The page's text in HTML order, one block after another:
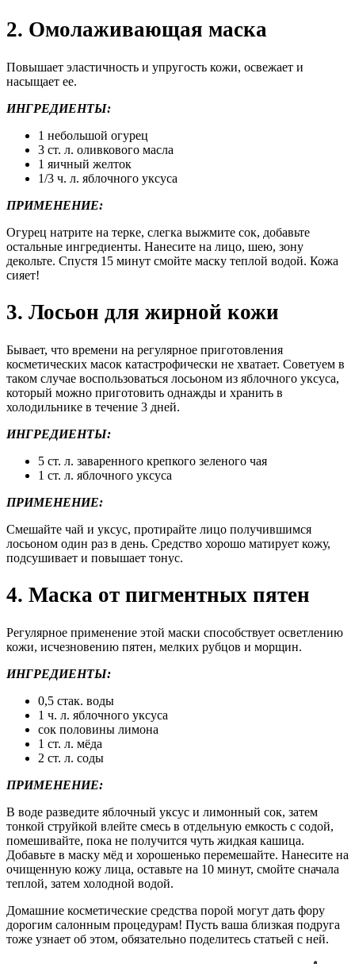
2. Омолаживающая маска
Повышает эластичность и упругость кожи, освежает и
насыщает ее.
ИНГРЕДИЕНТЫ:
1 небольшой огурец
3 ст. л. оливкового масла
1 яичный желток
1/3 ч. л. яблочного уксуса
ПРИМЕНЕНИЕ:
Огурец натрите на терке, слегка выжмите сок, добавьте
остальные ингредиенты. Нанесите на лицо, шею, зону
декольте. Спустя 15 минут смойте маску теплой водой. Кожа
сияет!
3. Лосьон для жирной кожи
Бывает, что времени на регулярное приготовления
косметических масок катастрофически не хватает. Советуем в
таком случае воспользоваться лосьоном из яблочного уксуса,
который можно приготовить однажды и хранить в
холодильнике в течение 3 дней.
ИНГРЕДИЕНТЫ:
5 ст. л. заваренного крепкого зеленого чая
1 ст. л. яблочного уксуса
ПРИМЕНЕНИЕ:
Смешайте чай и уксус, протирайте лицо получившимся
лосьоном один раз в день. Средство хорошо матирует кожу,
подсушивает и повышает тонус.
4. Маска от пигментных пятен
Регулярное применение этой маски способствует осветлению
кожи, исчезновению пятен, мелких рубцов и морщин.
ИНГРЕДИЕНТЫ:
0,5 стак. воды
1 ч. л. яблочного уксуса
сок половины лимона
1 ст. л. мёда
2 ст. л. соды
ПРИМЕНЕНИЕ:
В воде разведите яблочный уксус и лимонный сок, затем
тонкой струйкой влейте смесь в отдельную емкость с содой,
помешивайте, пока не получится чуть жидкая кашица.
Добавьте в маску мёд и хорошенько перемешайте. Нанесите на
очищенную кожу лица, оставьте на 10 минут, смойте сначала
теплой, затем холодной водой.
Домашние косметические средства порой могут дать фору
дорогим салонным процедурам! Пусть ваша близкая подруга
тоже узнает об этом, обязательно поделитесь статьей с ней.